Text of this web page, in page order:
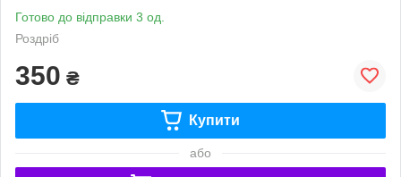
Готово до відправки 3 од.
Роздріб
350 ₴
Купити
або